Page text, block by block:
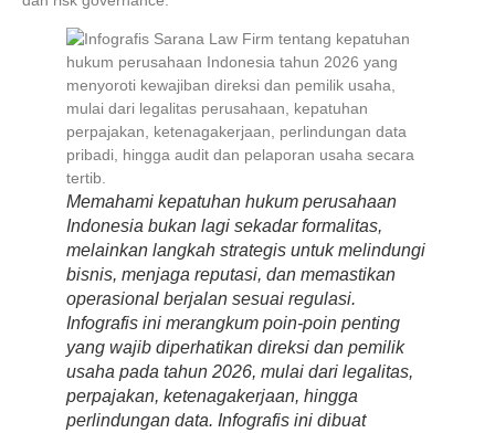
Memahami kepatuhan hukum perusahaan
Indonesia bukan lagi sekadar formalitas,
melainkan langkah strategis untuk melindungi
bisnis, menjaga reputasi, dan memastikan
operasional berjalan sesuai regulasi.
Infografis ini merangkum poin-poin penting
yang wajib diperhatikan direksi dan pemilik
usaha pada tahun 2026, mulai dari legalitas,
perpajakan, ketenagakerjaan, hingga
perlindungan data. Infografis ini dibuat